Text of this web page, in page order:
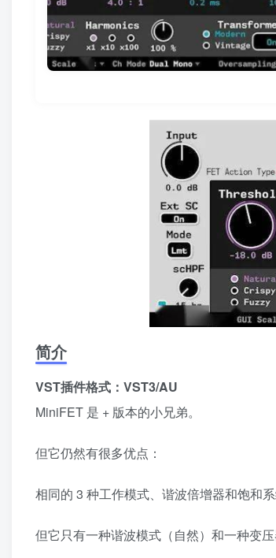
简介
VST插件格式：VST3/AU
MiniFET 是 + 版本的小兄弟。
但它仍然有很多优点：
相同的 3 种工作模式、谐波倍增器和饱和
但它只有一种谐波模式（自然）和一种变压